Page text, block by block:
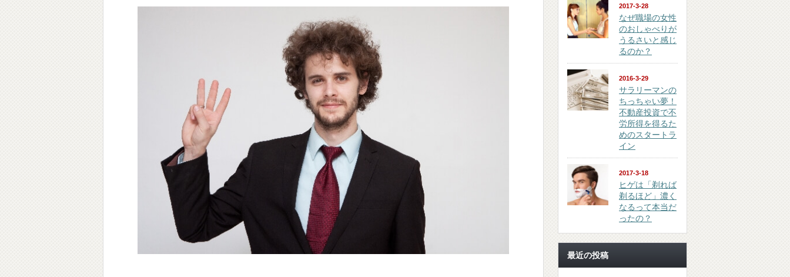
2017-3-28
なぜ職場の女性
のおしゃべりが
うるさいと感じ
るのか？
2016-3-29
サラリーマンの
ちっちゃい夢！
不動産投資で不
労所得を得るた
めのスタートラ
イン
2017-3-18
ヒゲは「剃れば
剃るほど」濃く
なるって本当だ
ったの？
最近の投稿